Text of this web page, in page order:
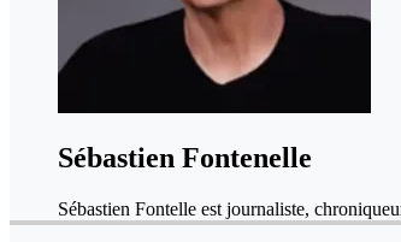
Sébastien Fontenelle
Sébastien Fontelle est journaliste,